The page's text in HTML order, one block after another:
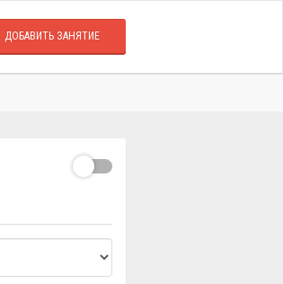
ДОБАВИТЬ ЗАНЯТИЕ